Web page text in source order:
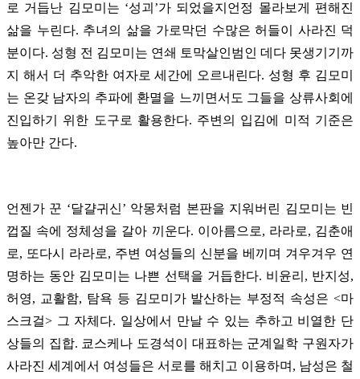
로 거듭난 김모미는 ‘성괴’가 되었을지언정 몰라보게 편해진
삶을 누린다. 추녀의 삶을 가로막던 수많은 허들이 사라진 덕
분이다. 성형 전 김모미는 연쇄 토막살인범인 데다 못생기기까
지 해서 더 추악한 여자로 세간에 오르내린다. 성형 후 김모미
는 온갖 남자의 추파에 환멸을 느끼면서도 그들을 상류사회에
진입하기 위한 도구로 활용한다. 주변의 입김에 미적 기준은
높아만 간다.
언젠가 꾼 ‘달걀귀신’ 악몽처럼 본판을 지워버린 김모미는 빈
껍질 속에 정체성을 갈아 끼운다. 이아름으로, 라라로, 김춘애
로, 또다시 라라로, 주변 여성들의 신분을 베끼며 겨우겨우 연
명하는 동안 김모미는 나쁜 선택을 거듭한다. 비윤리, 반지성,
허영, 교활함, 탐욕 등 김모미가 발산하는 부정적 속성은 <마
스크걸> 그 자체다. 일상에서 만날 수 있는 추하고 비열한 단
상들의 집합. 쿄스케나 도경석이 대표하는 군계일학 구원자가
사라진 세계에서 여성들은 서로를 해치고 이용하며, 남성은 철